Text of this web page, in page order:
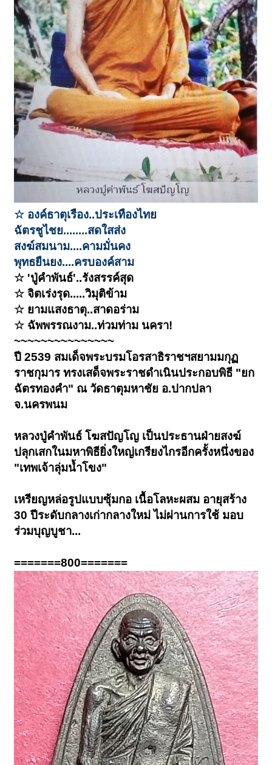
☆ องค์ธาตุเรือง..ประเทืองไทย
ฉัตรชูไชย........สดใสส่ง
สงฆ์สมนาม....คามมั่นคง
พุทธยืนยง....ครบองค์สาม
☆ 'ปู่คำพันธ์'..รังสรรค์สุด
☆ จิตเร่งรุด.....วิมุติข้าม
☆ ยามแสงธาตุ..สาดอร่าม
☆ ฉัพพรรณงาม..ท่วมท่าม นครา!
~~~~~~~~~~~~~~~
ปี 2539 สมเด็จพระบรมโอรสาธิราชฯสยามมกุฏ
ราชกุมาร ทรงเสด็จพระราชดำเนินประกอบพิธี "ยก
ฉัตรทองคำ" ณ วัดธาตุมหาชัย อ.ปากปลา
จ.นครพนม
หลวงปู่คำพันธ์ โฆสปัญโญ เป็นประธานฝ่ายสงฆ์
ปลุกเสกในมหาพิธียิ่งใหญ่เกรียงไกรอีกครั้งหนึ่งของ
"เทพเจ้าลุ่มน้ำโขง"
เหรียญหล่อรูปแบบซุ้มกอ เนื้อโลหะผสม อายุสร้าง
30 ปีระดับกลางเก่ากลางใหม่ ไม่ผ่านการใช้ มอบ
ร่วมบุญบูชา...
=======800=======